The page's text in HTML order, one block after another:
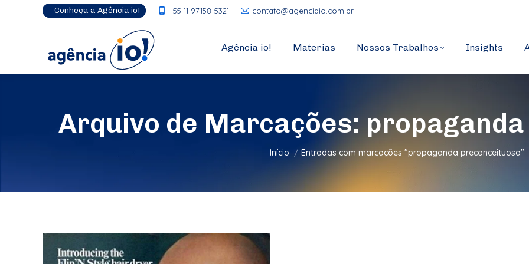
Conheça a Agência io! +55 11 97158-5321 contato@agenciaio.com.br
Agência io! Materias Nossos Trabalhos Insights
Arquivo de Marcações:
Você está aqui:
Início Entradas com marcações "propaganda preconceituosa"